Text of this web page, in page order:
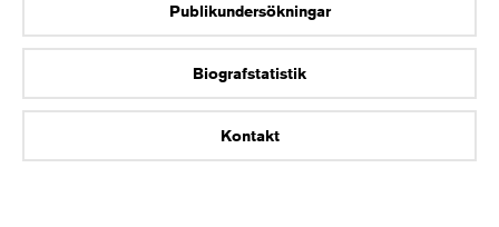
Publikundersökningar
Biografstatistik
Kontakt